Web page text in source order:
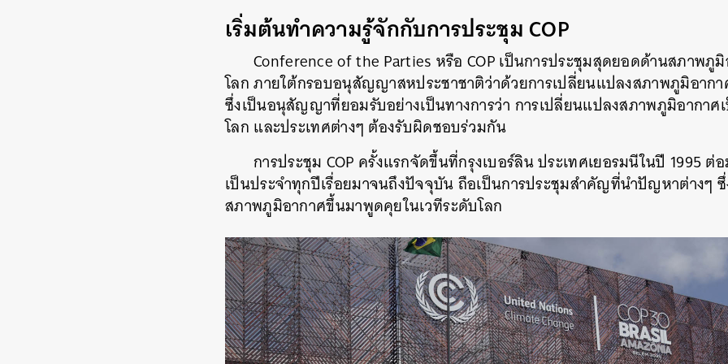
เริ่มต้นทำความรู้จักกับการประชุม COP
Conference of the Parties หรือ COPเป็นการประชุมสุดยอดด้านสภาพภู
โลก ภายใต้กรอบอนุสัญญาสหประชาชาติว่าด้วยการเปลี่ยนแปลงสภาพภูมิอากาศ
ซึ่งเป็นอนุสัญญาที่ยอมรับอย่างเป็นทางการว่า การเปลี่ยนแปลงสภาพภูมิอากา
โลก และประเทศต่างๆ ต้องรับผิดชอบร่วมกัน
การประชุม COP ครั้งแรกจัดขึ้นที่กรุงเบอร์ลิน ประเทศเยอรมนีในปี 1995 ต่
เป็นประจำทุกปีเรื่อยมาจนถึงปัจจุบัน ถือเป็นการประชุมสำคัญที่นำปัญหาต่างๆ
สภาพภูมิอากาศขึ้นมาพูดคุยในเวทีระดับโลก
SHARE TWEET LINE